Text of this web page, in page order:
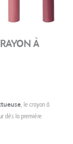
À
, le crayon à
dès la première